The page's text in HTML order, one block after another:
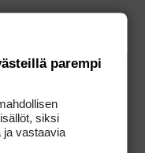
parempi
siksi
ja vastaavia